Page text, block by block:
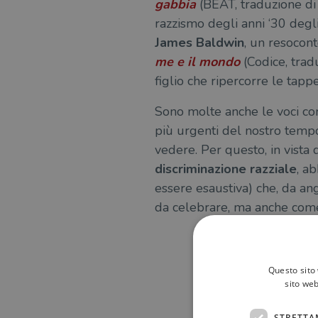
gabbia(BEAT, traduzione
razzismo degli anni ‘30
James Baldwin, un
me e il mondo(Codice,
figlio che ripercorre le
Sono molte anche le voci
più urgenti del nostro
vedere. Per questo, in vista
discriminazione razziale,
essere esaustiva) che, da
da celebrare, ma anche
Questo
sito